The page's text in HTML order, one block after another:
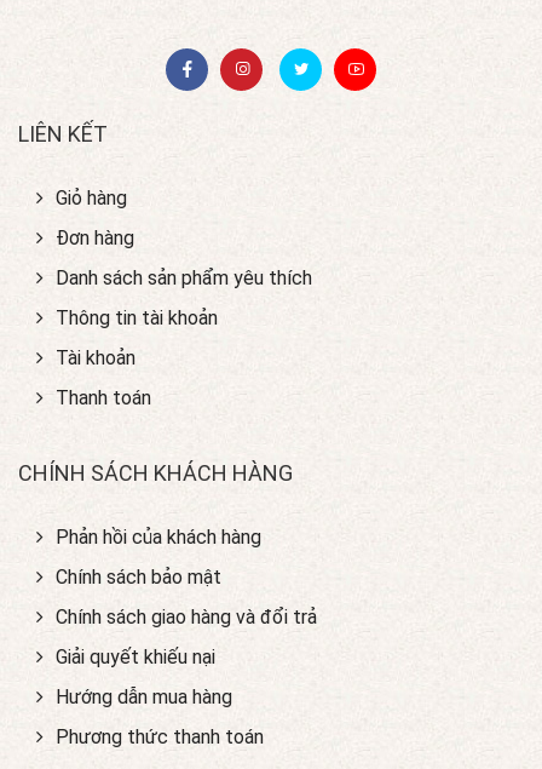
LIÊN KẾT
Giỏ hàng
Đơn hàng
Danh sách sản phẩm yêu thích
Thông tin tài khoản
Tài khoản
Thanh toán
CHÍNH SÁCH KHÁCH HÀNG
Phản hồi của khách hàng
Chính sách bảo mật
Chính sách giao hàng và đổi trả
Giải quyết khiếu nại
Hướng dẫn mua hàng
Phương thức thanh toán